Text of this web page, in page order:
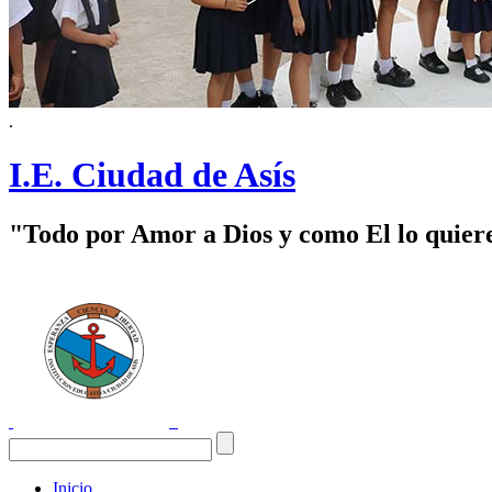
.
I.E. Ciudad de Asís
"Todo por Amor a Dios y como El lo
Inicio